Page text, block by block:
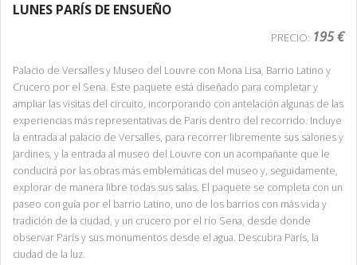
LUNES PARÍS DE ENSUEÑO
PRECIO: 195 €
Palacio de Versalles y Museo del Louvre con Mona Lisa, Barrio Latino y
Crucero por el Sena. Este paquete está diseñado para completar y
ampliar las visitas del circuito, incorporando con antelación algunas de las
experiencias más representativas de París dentro del recorrido. Incluye
la entrada al palacio de Versalles, para recorrer libremente sus salones y
jardines, y la entrada al museo del Louvre con un acompañante que le
conducirá por las obras más emblemáticas del museo y, seguidamente,
explorar de manera libre todas sus salas. El paquete se completa con un
paseo con guía por el barrio Latino, uno de los barrios con más vida y
tradición de la ciudad, y un crucero por el río Sena, desde donde
observar París y sus monumentos desde el agua. Descubra París, la
ciudad de la luz.